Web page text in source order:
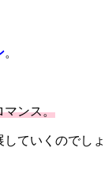
。
マンス。
ていくのでしょ